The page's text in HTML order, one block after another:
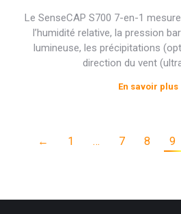
Le SenseCAP S700 7-en-1
l’humidité relative, la pression
lumineuse, les précipitations
direction du vent
En savoir plus
← 1 … 7 8 9